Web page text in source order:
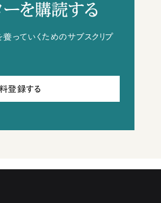
を購読する
養っていくためのサブスクリプ
登録する